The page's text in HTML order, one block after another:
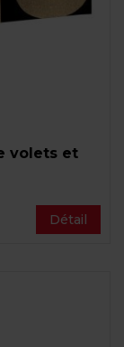
volets et
Détail